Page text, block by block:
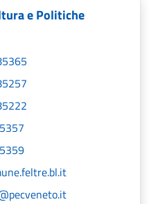
e Politiche